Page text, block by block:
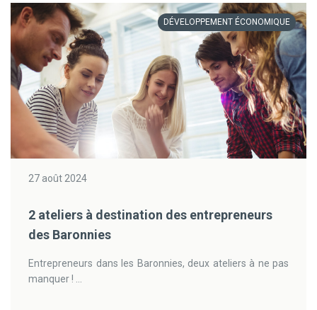
DÉVELOPPEMENT ÉCONOMIQUE
27 août 2024
2 ateliers à destination des entrepreneurs
des Baronnies
Entrepreneurs dans les Baronnies, deux ateliers à ne pas
manquer ! ...